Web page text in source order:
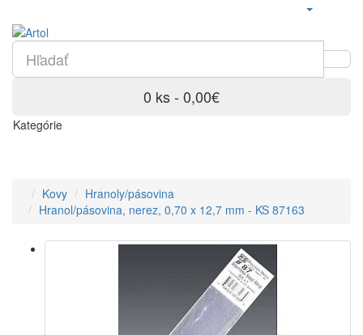
0 ks - 0,00€
Kategórie
Kovy
Hranoly/pásovina
Hranol/pásovina, nerez, 0,70 x 12,7 mm - KS 87163